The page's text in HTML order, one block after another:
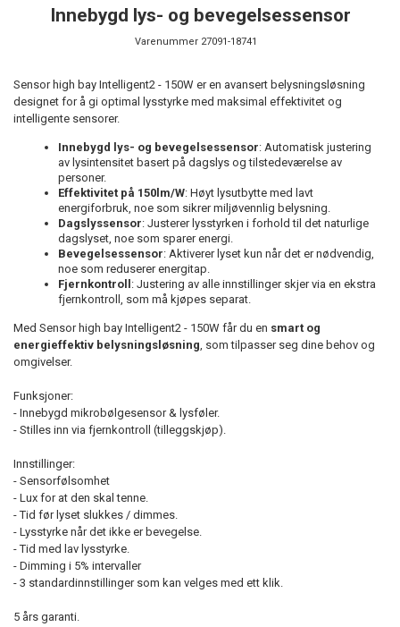
Innebygd lys- og bevegelsessensor
Varenummer 27091-18741
Sensor high bay Intelligent2 - 150W er en avansert belysningsløsning
designet for å gi optimal lysstyrke med maksimal effektivitet og
intelligente sensorer.
Innebygd lys- og bevegelsessensor: Automatisk justering
av lysintensitet basert på dagslys og tilstedeværelse av
personer.
Effektivitet på 150lm/W: Høyt lysutbytte med lavt
energiforbruk, noe som sikrer miljøvennlig belysning.
Dagslyssensor: Justerer lysstyrken i forhold til det naturlige
dagslyset, noe som sparer energi.
Bevegelsessensor: Aktiverer lyset kun når det er nødvendig,
noe som reduserer energitap.
Fjernkontroll : Justering av alle innstillinger skjer via en ekstra
fjernkontroll, som må kjøpes separat.
Med Sensor high bay Intelligent2 - 150W får du en smart og
energieffektiv belysningsløsning , som tilpasser seg dine behov og
omgivelser.
Funksjoner:
- Innebygd mikrobølgesensor & lysføler.
- Stilles inn via fjernkontroll (tilleggskjøp).
Innstillinger:
- Sensorfølsomhet
- Lux for at den skal tenne.
- Tid før lyset slukkes / dimmes.
- Lysstyrke når det ikke er bevegelse.
- Tid med lav lysstyrke.
- Dimming i 5% intervaller
- 3 standardinnstillinger som kan velges med ett klik.
5 års garanti.